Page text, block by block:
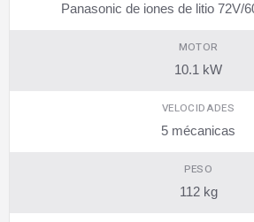
Panasonic de iones de litio 72V/
MOTOR
10.1 kW
VELOCIDADES
5 mécanicas
PESO
112 kg